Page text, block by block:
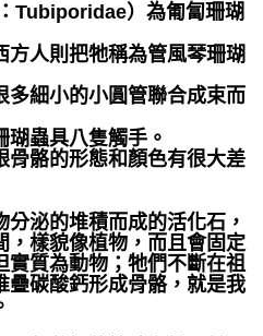
Tubiporidae）為匍匐珊瑚
人則把牠稱為管風琴珊瑚
多細小的小圓管聯合成束而
蟲具八隻觸手。
骨骼的形態和顏色有很大差
泌的堆積而成的活化石，
，樣貌像植物，而且會固定
實質為動物；牠們不斷在祖
疊碳酸鈣形成骨骼，就是我